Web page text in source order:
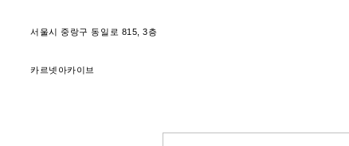
서울시 중랑구 동일로 815, 3층
카르넷아카이브